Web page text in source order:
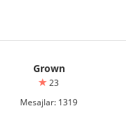
Grown
23
Mesajlar: 1319